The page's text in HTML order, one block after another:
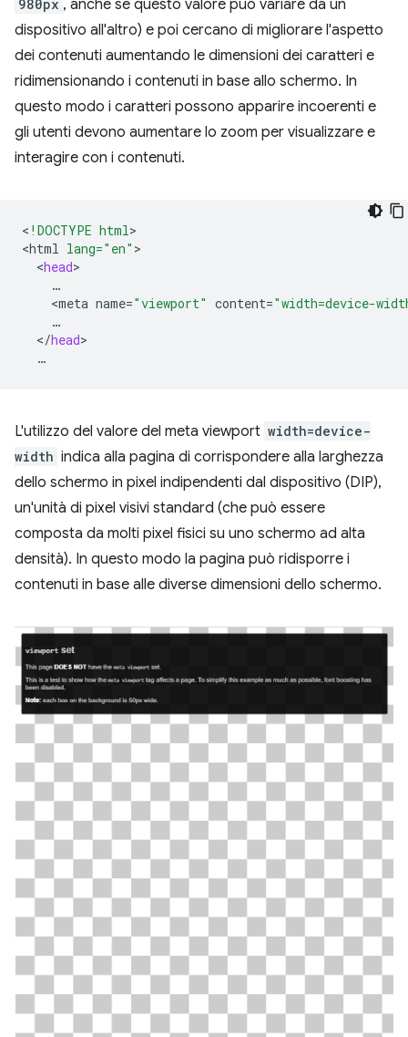
980px , anche se questo valore può variare da un
dispositivo all'altro) e poi cercano di migliorare l'aspetto
dei contenuti aumentando le dimensioni dei caratteri e
ridimensionando i contenuti in base allo schermo. In
questo modo i caratteri possono apparire incoerenti e
gli utenti devono aumentare lo zoom per visualizzare e
interagire con i contenuti.
< !DOCTYPE html>
<html lang="en"
<head
<meta name="viewport" content="width=device-
</head
L'utilizzo del valore del meta viewport width=device-
width indica alla pagina di corrispondere alla larghezza
dello schermo in pixel indipendenti dal dispositivo (DIP),
un'unità di pixel visivi standard (che può essere
composta da molti pixel fisici su uno schermo ad alta
densità). In questo modo la pagina può ridisporre i
contenuti in base alle diverse dimensioni dello schermo.